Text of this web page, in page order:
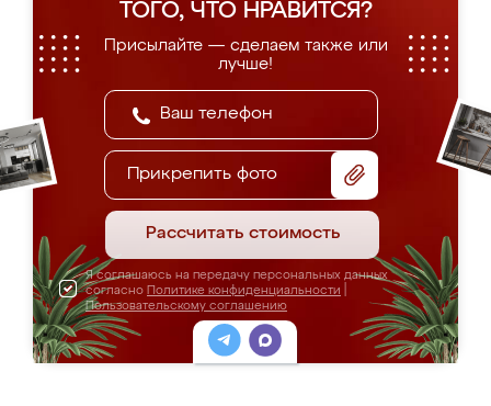
ТОГО, ЧТО НРАВИТСЯ?
Присылайте — сделаем также или
лучше!
Прикрепить фото
Рассчитать стоимость
Я соглашаюсь на передачу персональных данных
согласно Политике конфиденциальности
Пользовательскому соглашению